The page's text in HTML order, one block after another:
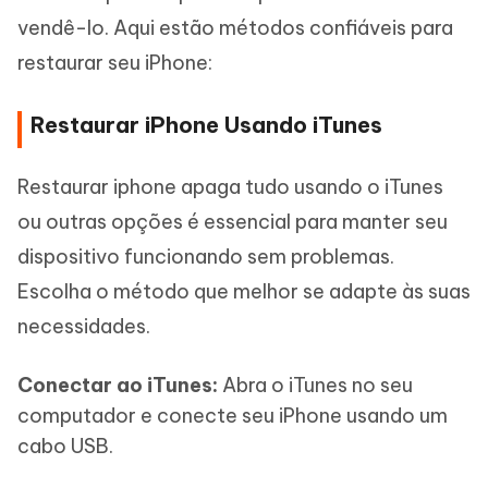
vendê-lo. Aqui estão métodos confiáveis para
restaurar seu iPhone:
Restaurar iPhone Usando iTunes
Restaurar iphone apaga tudo usando o iTunes
ou outras opções é essencial para manter seu
dispositivo funcionando sem problemas.
Escolha o método que melhor se adapte às suas
necessidades.
Conectar ao iTunes: Abra o iTunes no seu
computador e conecte seu iPhone usando um
cabo USB.